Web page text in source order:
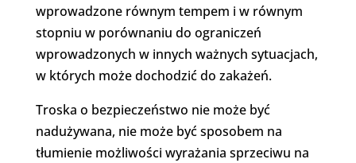
wprowadzone równym tempem i w równym
stopniu w porównaniu do ograniczeń
wprowadzonych w innych ważnych sytuacjach,
w których może dochodzić do zakażeń.
Troska o bezpieczeństwo nie może być
nadużywana, nie może być sposobem na
tłumienie możliwości wyrażania sprzeciwu na